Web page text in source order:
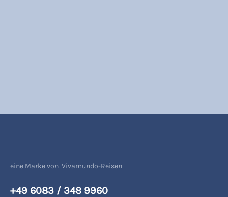
eine Marke von Vivamundo-Reisen
+49 6083 / 348 9960